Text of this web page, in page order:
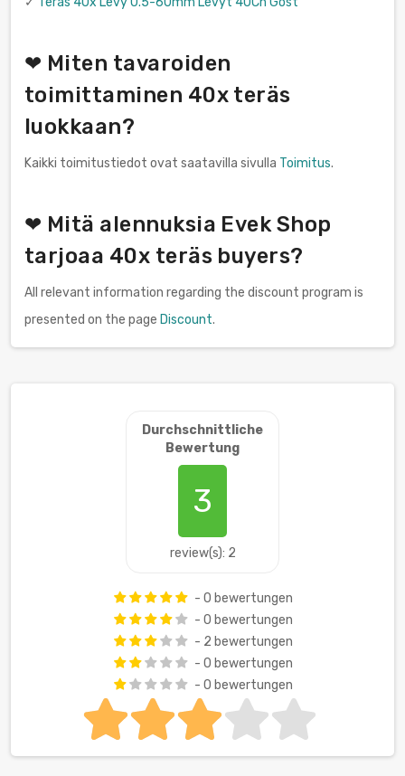
❤ Miten tavaroiden
toimittaminen 40x teräs
luokkaan?
Kaikki toimitustiedot ovat saatavilla sivulla Toimitus.
❤ Mitä alennuksia Evek Shop
tarjoaa 40x teräs buyers?
All relevant information regarding the discount program is
presented on the page Discount.
Durchschnittliche
Bewertung
3
review(s): 2
- 0 bewertungen
- 0 bewertungen
- 2 bewertungen
- 0 bewertungen
- 0 bewertungen